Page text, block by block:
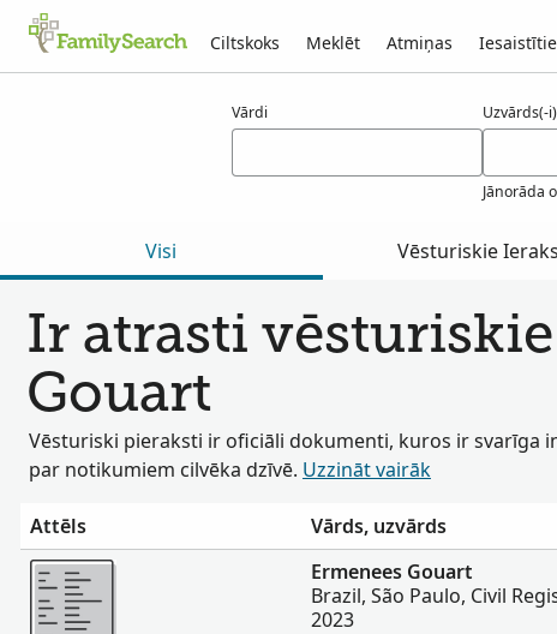
Ciltskoks Meklēt Atmiņas
Vārdi Uzvārds(-i)
Jānorāda
Visi Vēsturiskie
Ir atrasti
Gouart
Vēsturiski pieraksti ir oficiāli dokumenti, kuros ir svarīga
par notikumiem cilvēka dzīvē. Uzzināt vairāk
Attēls Vārds, uzvārds
Vairāk
Ermenees Gouart
Brazil, São Paulo, Civil
2023